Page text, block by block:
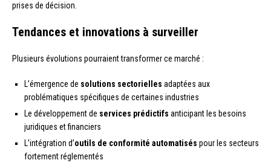
prises de décision.
Tendances et innovations à surveiller
Plusieurs évolutions pourraient transformer ce marché :
L’émergence de solutions sectorielles adaptées aux
problématiques spécifiques de certaines industries
Le développement de services prédictifs anticipant les besoins
juridiques et financiers
L’intégration d’outils de conformité automatisés pour les secteurs
fortement réglementés